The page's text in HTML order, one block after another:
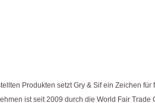
Produkten setzt Gry & Sif ein Zeichen für
ist seit 2009 durch die World Fair Trade